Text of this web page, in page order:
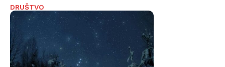
DRUŠTVO